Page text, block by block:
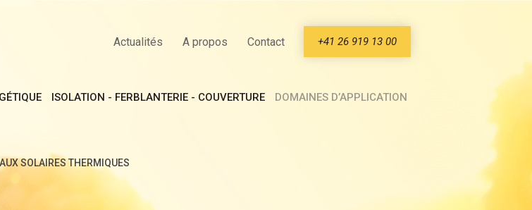
Actualités A propos Contact +41 26 919 13 00
ISOLATION - FERBLANTERIE - COUVERTURE DOMAINES D’APPLICATION
SOLAIRES THERMIQUES